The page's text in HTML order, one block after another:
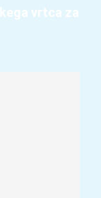
vrtca za